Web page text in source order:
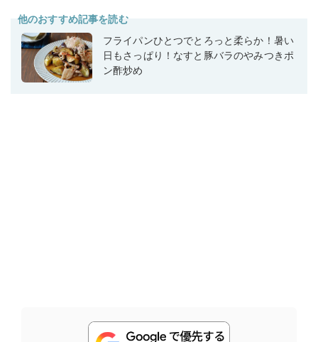
他のおすすめ記事を読む
フライパンひとつでとろっと柔らか！暑い
日もさっぱり！なすと豚バラのやみつきポ
ン酢炒め